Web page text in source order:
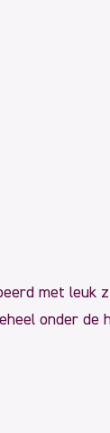
met
onder de